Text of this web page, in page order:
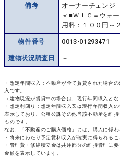
備考
オーナーチェンジ
㎡■ＷＩＣ＝ウォ
用料：１００円～
物件番号 0013-01293471
建物状況調査日 －
・想定年間収入：不動産が全て賃貸された場合
入です。
（建物現況が賃貸中の場合は、現行年間収入とな
・想定利回り：想定年間収入又は現行年間収入
表示しており、公租公課その他当該不動産を維
ものです。
なお、「不動産のご購入価格」には、購入に係わ
・将来にわたり予定賃料収入が確実に得られる
・管理費・修繕積立金は共用部分の維持管理に
金額を表示しています。